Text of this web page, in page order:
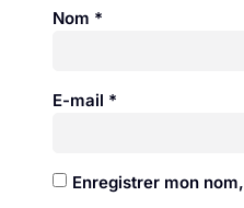
Nom *
E-mail *
Enregistrer mon